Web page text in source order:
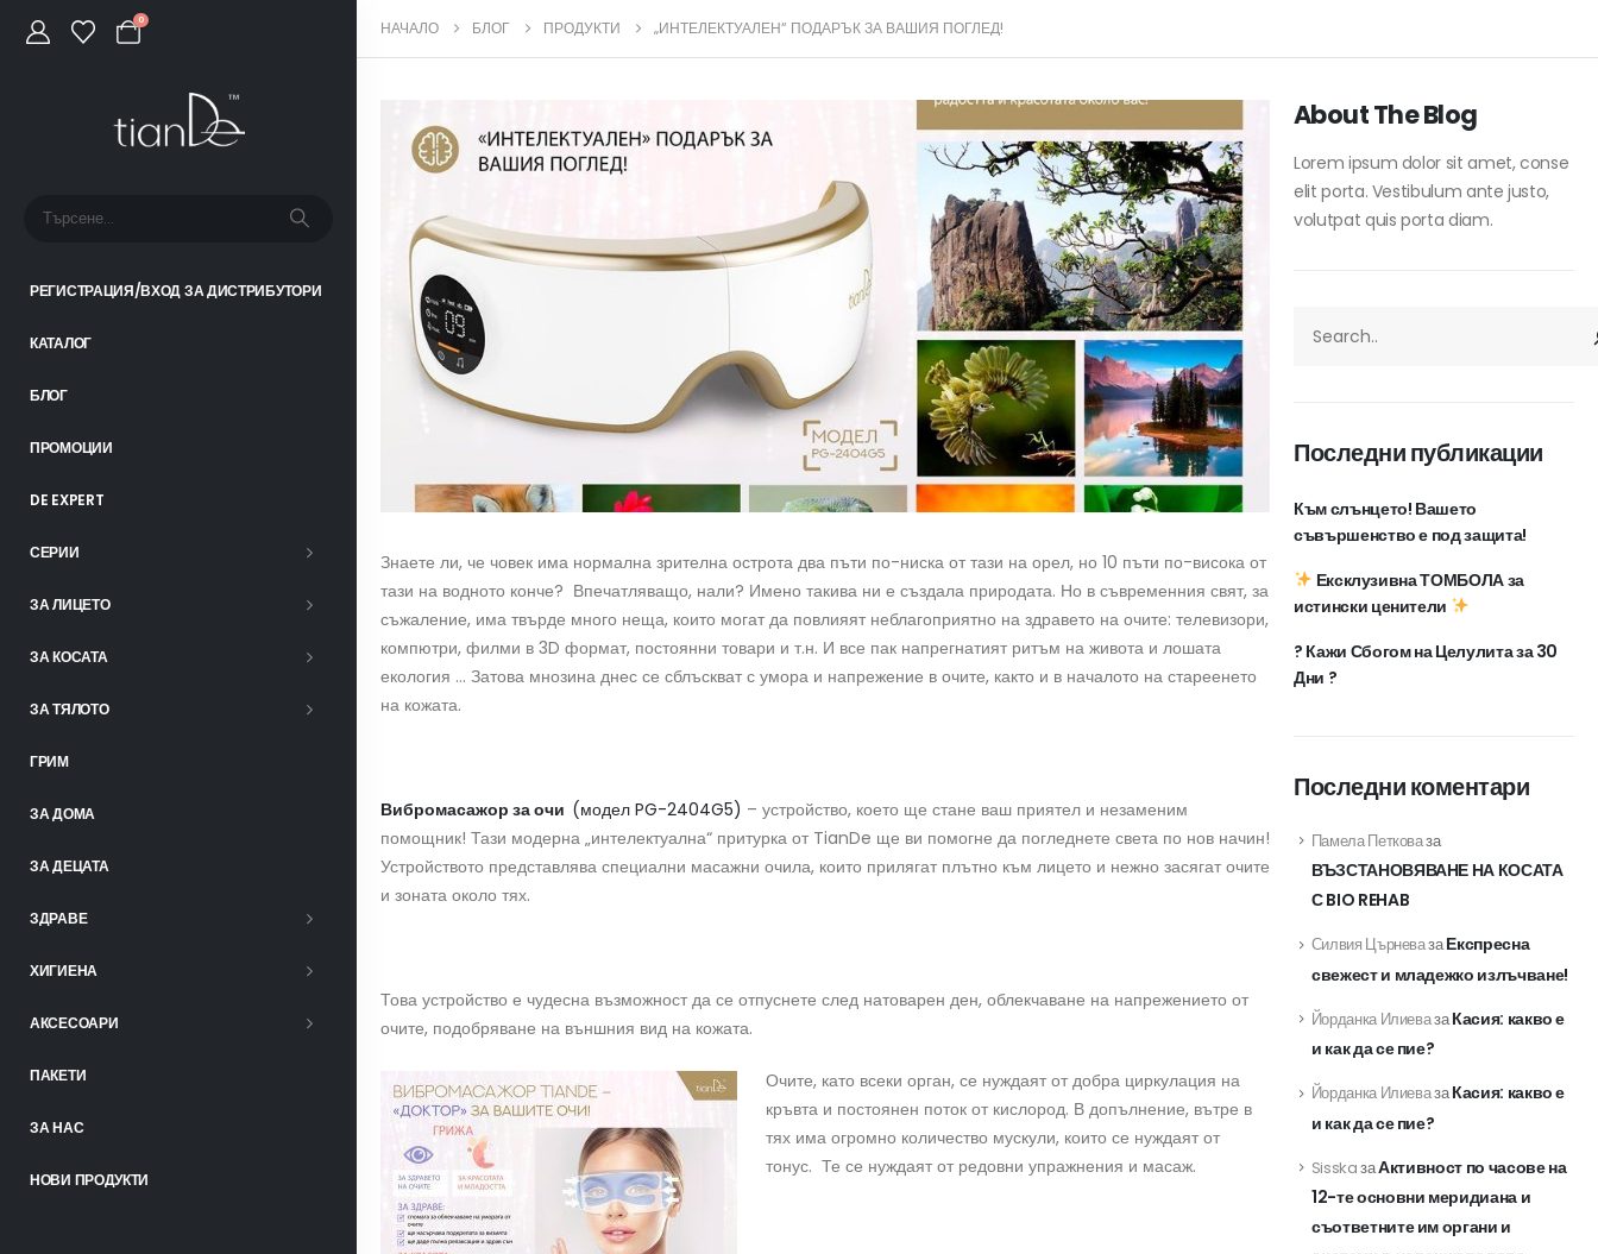
0
РЕГИСТРАЦИЯ/ВХОД ЗА ДИСТРИБУТОРИ
КАТАЛОГ
БЛОГ
ПРОМОЦИИ
DE EXPERT
СЕРИИ
ЗА ЛИЦЕТО
ЗА КОСАТА
ЗА ТЯЛОТО
ГРИМ
ЗА ДОМА
ЗА ДЕЦАТА
ЗДРАВЕ
ХИГИЕНА
АКСЕСОАРИ
ПАКЕТИ
ЗА НАС
НОВИ ПРОДУКТИ
НАЧАЛО БЛОГ ПРОДУКТИ „ИНТЕЛЕКТУАЛЕН“ ПОДАРЪК ЗА ВАШИЯ ПОГЛЕД!
Знаете ли, че човек има нормална зрителна острота два пъти по-ниска от тази на орел, но 10 пъти по-висока от
тази на водното конче? Впечатляващо, нали? Имено такива ни е създала природата. Но в съвременния свят, за
съжаление, има твърде много неща, които могат да повлияят неблагоприятно на здравето на очите: телевизори,
компютри, филми в 3D формат, постоянни товари и т.н. И все пак напрегнатият ритъм на живота и лошата
екология … Затова мнозина днес се сблъскват с умора и напрежение в очите, както и в началото на стареенето
на кожата.
Вибромасажор за очи (модел PG-2404G5) – устройство, което ще стане ваш приятел и незаменим
помощник! Тази модерна „интелектуална“ притурка от TianDe ще ви помогне да погледнете света по нов начин!
Устройството представлява специални масажни очила, които прилягат плътно към лицето и нежно засягат очите
и зоната около тях.
Това устройство е чудесна възможност да се отпуснете след натоварен ден, облекчаване на напрежението от
очите, подобряване на външния вид на кожата.
Очите, като всеки орган, се нуждаят от добра циркулация на
кръвта и постоянен поток от кислород. В допълнение, вътре в
тях има огромно количество мускули, които се нуждаят от
тонус. Те се нуждаят от редовни упражнения и масаж.
About The Blog
Lorem ipsum dolor sit amet, conse
elit porta. Vestibulum ante justo,
volutpat quis porta diam.
Последни публикации
Към слънцето! Вашето
съвършенство е под защита!
Ексклузивна ТОМБОЛА за
истински ценители
? Кажи Сбогом на Целулита за 30
Дни ?
Последни коментари
Памела Петковаза
ВЪЗСТАНОВЯВАНЕ НА КОСАТА
С BIO REHAB
Силвия ЦърневазаЕкспресна
свежест и младежко излъчване!
Йорданка ИлиевазаКасия: какво е
и как да се пие?
Йорданка ИлиевазаКасия: какво е
и как да се пие?
SisskaзаАктивност по часове на
12-те основни меридиана и
съответните им органи и